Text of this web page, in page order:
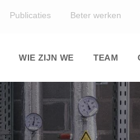
Publicaties Beter werken
WIE ZIJN WE TEAM